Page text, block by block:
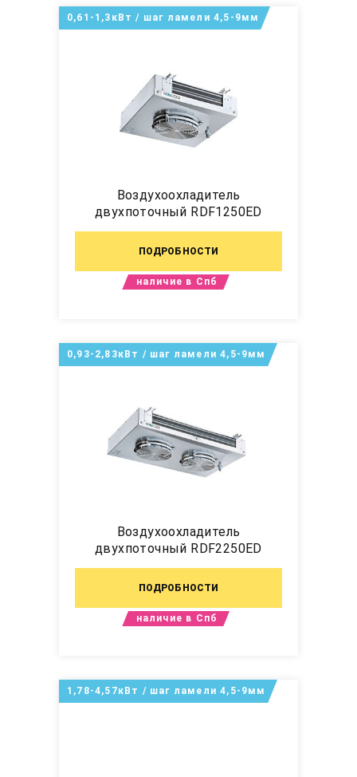
Воздухоохладитель
двухпоточный RDF1250ED
ПОДРОБНОСТИ
0,61-1,3кВт / шаг ламели 4,5-9мм
наличие в Спб
Воздухоохладитель
двухпоточный RDF2250ED
ПОДРОБНОСТИ
0,93-2,83кВт / шаг ламели 4,5-9мм
наличие в Спб
1,78-4,57кВт / шаг ламели 4,5-9мм